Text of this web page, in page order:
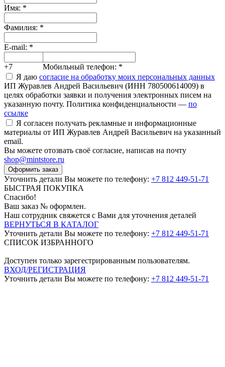
Имя: *
Фамилия: *
E-mail: *
+7 Мобильный телефон: *
Я даю согласие на обработку моих персональных данных
ИП Журавлев Андрей Васильевич (ИНН 780500614009) в
целях обработки заявки и получения электронных писем на
указанную почту. Политика конфиденциальности — по
ссылке
Я согласен получать рекламные и информационные
материалы от ИП Журавлев Андрей Васильевич на указанный
email.
Вы можете отозвать своё согласие, написав на почту
shop@mintstore.ru
Оформить заказ
Уточнить детали Вы можете по телефону: +7 812 449-51-71
БЫСТРАЯ ПОКУПКА
Спасибо!
Ваш заказ № оформлен.
Наш сотрудник свяжется с Вами для уточнения деталей
ВЕРНУТЬСЯ В КАТАЛОГ
Уточнить детали Вы можете по телефону: +7 812 449-51-71
СПИСОК ИЗБРАННОГО
Доступен только зарегестрированным пользователям.
ВХОД/РЕГИСТРАЦИЯ
Уточнить детали Вы можете по телефону: +7 812 449-51-71